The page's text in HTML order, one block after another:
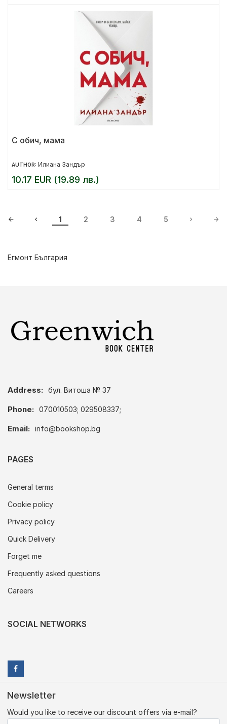
С обич, мама
AUTHOR: Илиана Зандър
10.17 EUR (19.89 лв.)
1 2 3 4 5
Егмонт България
Address: бул. Витоша № 37
Phone: 070010503; 029508337;
Email: info@bookshop.bg
PAGES
General terms
Cookie policy
Privacy policy
Quick Delivery
Forget me
Frequently asked questions
Careers
SOCIAL NETWORKS
Newsletter
Would you like to receive our discount offers via e-mail?